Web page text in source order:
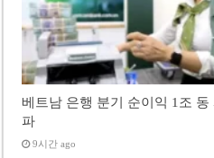
베트남 은행 분기 순이익 1조
파
9시간 ago